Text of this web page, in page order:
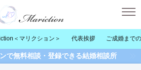
＜マリクション＞ 代表挨拶 ご成婚まで
で無料相談・登録できる結婚相談所